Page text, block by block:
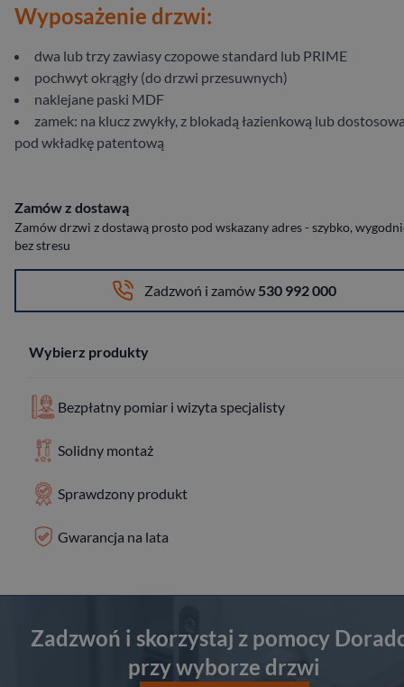
Wyposażenie drzwi:
dwa lub trzy zawiasy czopowe standard lub PRIME
pochwyt okrągły (do drzwi przesuwnych)
naklejane paski MDF
zamek: na klucz zwykły, z blokadą łazienkową lub
pod wkładkę patentową
Zamów z dostawą
Zamów drzwi z dostawą prosto pod wskazany adres - szybko,
bez stresu
Zadzwoń i zamów 530 992 000
Wybierz produkty
Bezpłatny pomiar i wizyta specjalisty
Solidny montaż
Sprawdzony produkt
Gwarancja na lata
Zadzwoń i skorzystaj z pomocy
przy wyborze drzwi